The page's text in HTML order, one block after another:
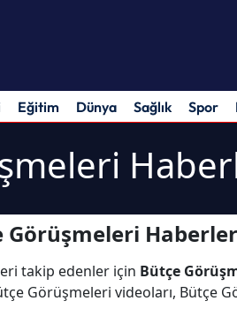
Eğitim Dünya Sağlık Spor
Görüşmeleri
takip edenler için Bütçe
Görüşmeleri videoları, Bütçe